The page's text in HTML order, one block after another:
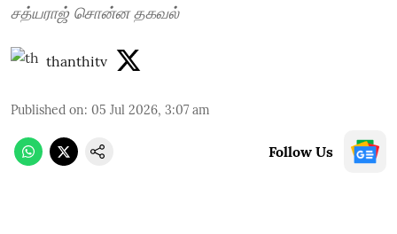
சத்யராஜ் சொன்ன தகவல்
thanthitv
Published on: 05 Jul 2026, 3:07 am
Follow Us